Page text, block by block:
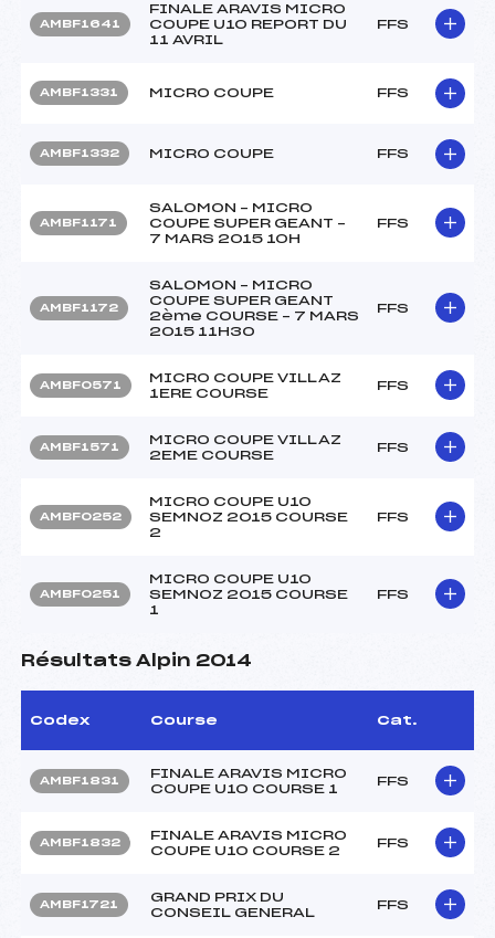
AMBF1641
FINALE ARAVIS MICRO
COUPE U10 REPORT DU
11 AVRIL
FFS
AMBF1331 MICRO COUPE FFS
AMBF1332 MICRO COUPE FFS
AMBF1171
SALOMON – MICRO
COUPE SUPER GEANT –
7 MARS 2015 10H
FFS
AMBF1172
SALOMON – MICRO
COUPE SUPER GEANT
2ème COURSE – 7 MARS
2015 11H30
FFS
AMBF0571
MICRO COUPE VILLAZ
1ERE COURSE
FFS
AMBF1571
MICRO COUPE VILLAZ
2EME COURSE
FFS
AMBF0252
MICRO COUPE U10
SEMNOZ 2015 COURSE
2
FFS
AMBF0251
MICRO COUPE U10
SEMNOZ 2015 COURSE
1
FFS
Résultats Alpin 2014
Codex Course Cat.
AMBF1831
FINALE ARAVIS MICRO
COUPE U10 COURSE 1
FFS
AMBF1832
FINALE ARAVIS MICRO
COUPE U10 COURSE 2
FFS
AMBF1721
GRAND PRIX DU
CONSEIL GENERAL
FFS